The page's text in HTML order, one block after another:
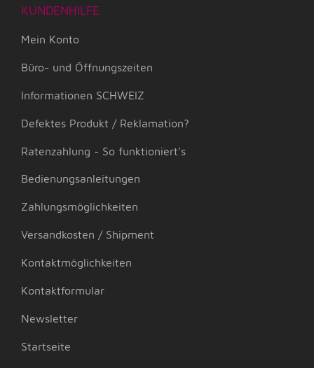
KUNDENHILFE
Mein Konto
Büro- und Öffnungszeiten
Informationen SCHWEIZ
Defektes Produkt / Reklamation?
Ratenzahlung - So funktioniert's
Bedienungsanleitungen
Zahlungsmöglichkeiten
Versandkosten / Shipment
Kontaktmöglichkeiten
Kontaktformular
Newsletter
Startseite